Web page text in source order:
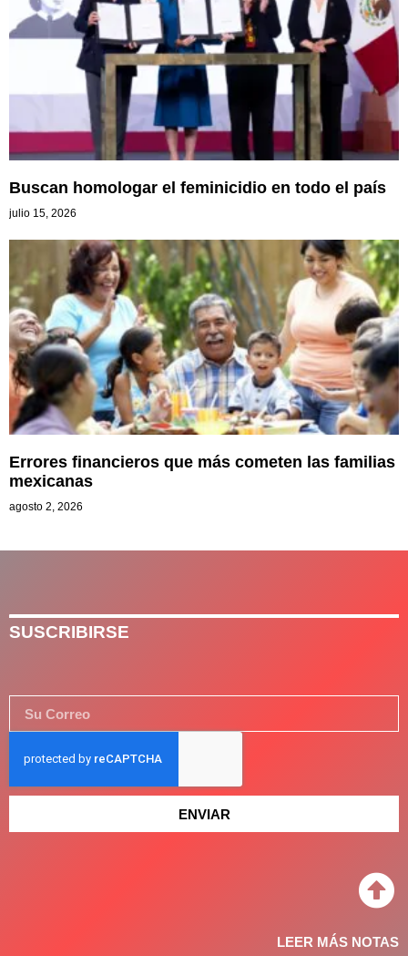
Buscan homologar el feminicidio en todo el país
julio 15, 2026
Errores financieros que más cometen las familias
mexicanas
agosto 2, 2026
SUSCRIBIRSE
ENVIAR
LEER MÁS NOTAS